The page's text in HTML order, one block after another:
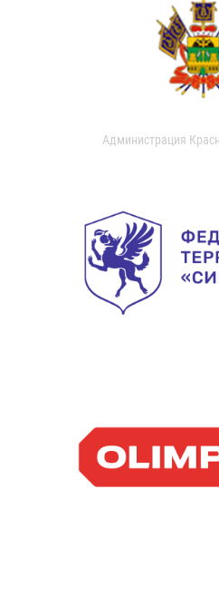
Администрация